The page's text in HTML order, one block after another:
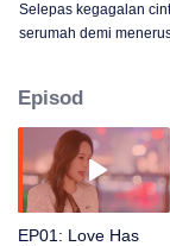
Selepas kegagalan
serumah demi
Episod
EP01: Love Has